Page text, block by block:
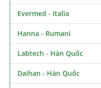
Evermed - Italia
Hanna - Rumani
Labtech - Hàn Quốc
Daihan - Hàn Quốc